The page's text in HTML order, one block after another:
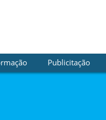
Publicitação